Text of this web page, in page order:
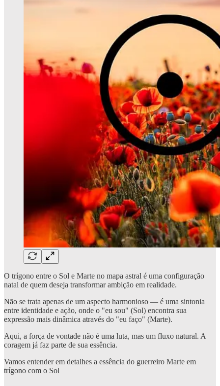
O trígono entre o Sol e Marte no mapa astral é uma configuração
natal de quem deseja transformar ambição em realidade.
Não se trata apenas de um aspecto harmonioso — é uma sintonia
entre identidade e ação, onde o "eu sou" (Sol) encontra sua
expressão mais dinâmica através do "eu faço" (Marte).
Aqui, a força de vontade não é uma luta, mas um fluxo natural. A
coragem já faz parte de sua essência.
Vamos entender em detalhes a essência do guerreiro Marte em
trígono com o Sol